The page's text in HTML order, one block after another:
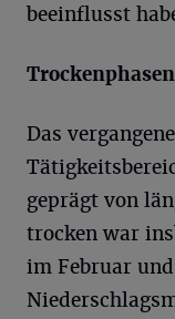
beeinflusst
Das
geprägt von
trocken war
im Februar